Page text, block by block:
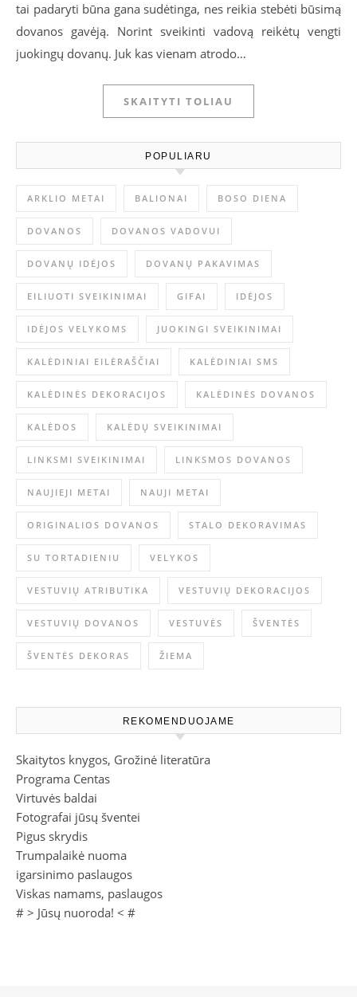
tai padaryti būna gana sudėtinga, nes reikia stebėti būsimą
dovanos gavėją. Norint sveikinti vadovą reikėtų vengti
juokingų dovanų. Juk kas vienam atrodo…
SKAITYTI TOLIAU
POPULIARU
ARKLIO METAI BALIONAI BOSO DIENA
DOVANOS DOVANOS VADOVUI
DOVANŲ IDĖJOS DOVANŲ PAKAVIMAS
EILIUOTI SVEIKINIMAI GIFAI IDĖJOS
IDĖJOS VELYKOMS JUOKINGI SVEIKINIMAI
KALĖDINIAI EILĖRAŠČIAI KALĖDINIAI SMS
KALĖDINĖS DEKORACIJOS KALĖDINĖS DOVANOS
KALĖDOS KALĖDŲ SVEIKINIMAI
LINKSMI SVEIKINIMAI LINKSMOS DOVANOS
NAUJIEJI METAI NAUJI METAI
ORIGINALIOS DOVANOS STALO DEKORAVIMAS
SU TORTADIENIU VELYKOS
VESTUVIŲ ATRIBUTIKA VESTUVIŲ DEKORACIJOS
VESTUVIŲ DOVANOS VESTUVĖS ŠVENTĖS
ŠVENTĖS DEKORAS ŽIEMA
REKOMENDUOJAME
Skaitytos knygos, Grožinė literatūra
Programa Centas
Virtuvės baldai
Fotografai jūsų šventei
Pigus skrydis
Trumpalaikė nuoma
igarsinimo paslaugos
Viskas namams, paslaugos
# > Jūsų nuoroda! < #